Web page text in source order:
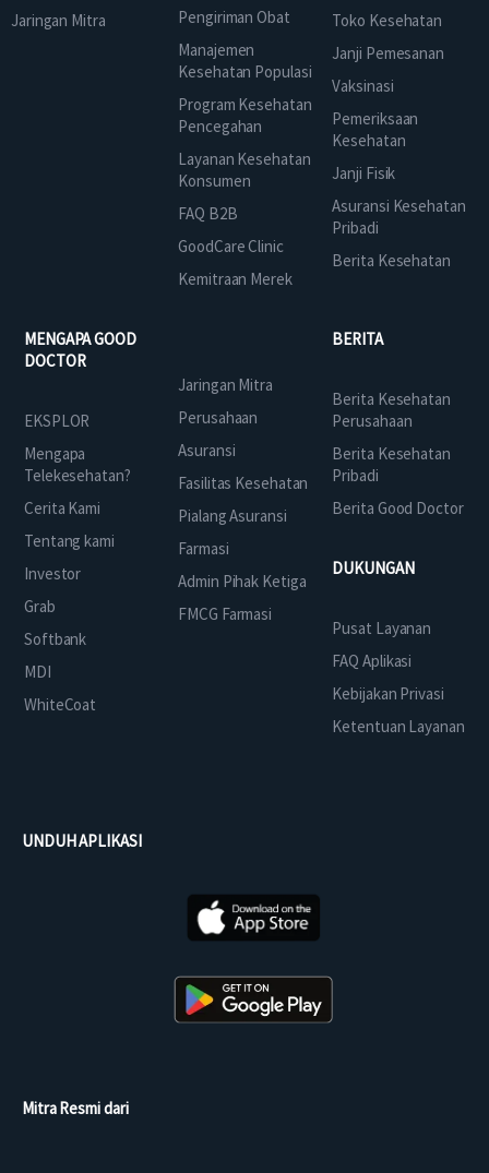
Jaringan Mitra
Pengiriman Obat
Manajemen
Kesehatan Populasi
Program Kesehatan
Pencegahan
Layanan Kesehatan
Konsumen
FAQ B2B
GoodCare Clinic
Kemitraan Merek
Toko Kesehatan
Janji Pemesanan
Vaksinasi
Pemeriksaan
Kesehatan
Janji Fisik
Asuransi Kesehatan
Pribadi
Berita Kesehatan
MENGAPA GOOD
DOCTOR
EKSPLOR
Mengapa
Telekesehatan?
Cerita Kami
Tentang kami
Investor
Grab
Softbank
MDI
WhiteCoat
Jaringan Mitra
Perusahaan
Asuransi
Fasilitas Kesehatan
Pialang Asuransi
Farmasi
Admin Pihak Ketiga
FMCG Farmasi
BERITA
Berita Kesehatan
Perusahaan
Berita Kesehatan
Pribadi
Berita Good Doctor
DUKUNGAN
Pusat Layanan
FAQ Aplikasi
Kebijakan Privasi
Ketentuan Layanan
UNDUH APLIKASI
Mitra Resmi dari